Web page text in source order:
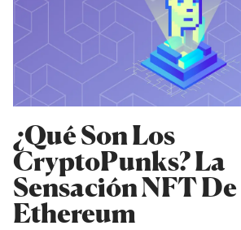
¿Qué Son Los
CryptoPunks? La
Sensación NFT De
Ethereum